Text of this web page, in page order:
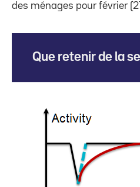
des ménages pour février
Que retenir de la